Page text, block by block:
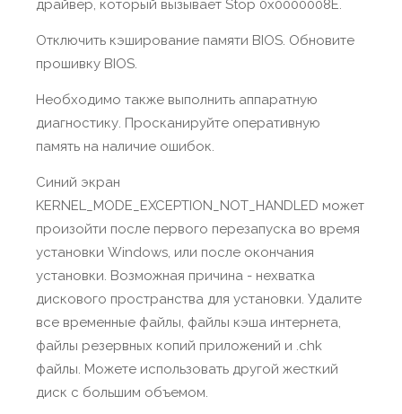
драйвер, который вызывает Stop 0x0000008E.
Отключить кэширование памяти BIOS. Обновите
прошивку BIOS.
Необходимо также выполнить аппаратную
диагностику. Просканируйте оперативную
память на наличие ошибок.
Синий экран
KERNEL_MODE_EXCEPTION_NOT_HANDLED может
произойти после первого перезапуска во время
установки Windows, или после окончания
установки. Возможная причина - нехватка
дискового пространства для установки. Удалите
все временные файлы, файлы кэша интернета,
файлы резервных копий приложений и .chk
файлы. Можете использовать другой жесткий
диск с большим объемом.